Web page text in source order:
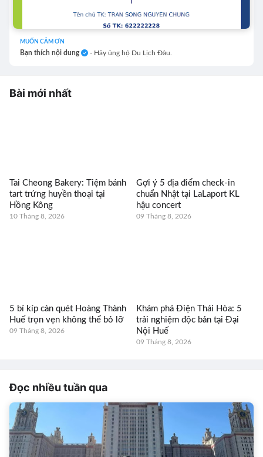
MUỐN CẢM ƠN
Bạn thích nội dung - Hãy ủng hộ Du Lịch Đâu.
Bài mới nhất
Tai Cheong Bakery: Tiệm bánh
tart trứng huyền thoại tại
Hồng Kông
10 Tháng 8, 2026
Gợi ý 5 địa điểm check-in
chuẩn Nhật tại LaLaport KL
hậu concert
09 Tháng 8, 2026
5 bí kíp càn quét Hoàng Thành
Huế trọn vẹn không thể bỏ lỡ
09 Tháng 8, 2026
Khám phá Điện Thái Hòa: 5
trải nghiệm độc bản tại Đại
Nội Huế
09 Tháng 8, 2026
Đọc nhiều tuần qua